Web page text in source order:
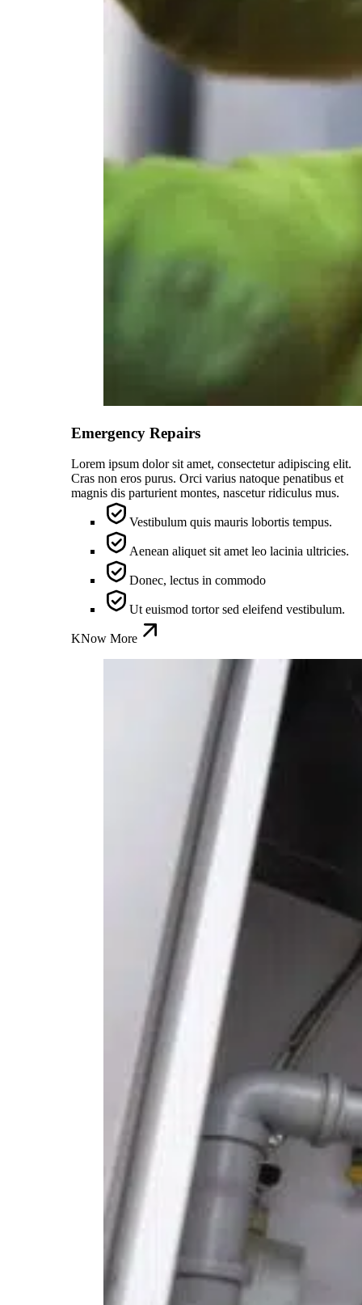
Emergency Repairs
Lorem ipsum dolor sit amet, consectetur adipiscing elit.
Cras non eros purus. Orci varius natoque penatibus et
magnis dis parturient montes, nascetur ridiculus mus.
Vestibulum quis mauris lobortis tempus.
Aenean aliquet sit amet leo lacinia ultricies.
Donec, lectus in commodo
Ut euismod tortor sed eleifend vestibulum.
KNow More